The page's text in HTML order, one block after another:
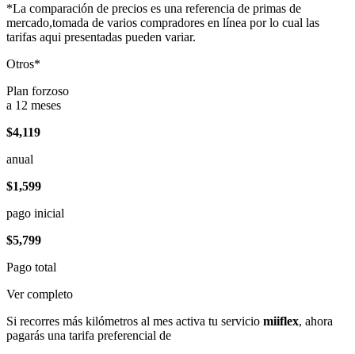
*La comparación de precios es una referencia de primas de
mercado,tomada de varios compradores en línea por lo cual las
tarifas aqui presentadas pueden variar.
Otros*
Plan forzoso
a 12 meses
$4,119
anual
$1,599
pago inicial
$5,799
Pago total
Ver completo
Si recorres más kilómetros al mes activa tu servicio miiflex, ahora
pagarás una tarifa preferencial de